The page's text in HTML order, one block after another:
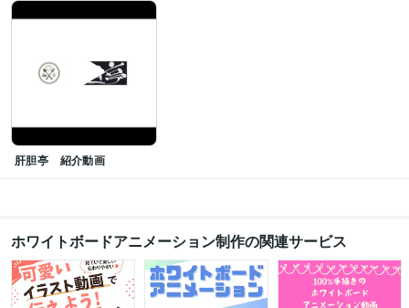
肝胆亭 紹介動画
ホワイトボードアニメーション制作の関連サービス